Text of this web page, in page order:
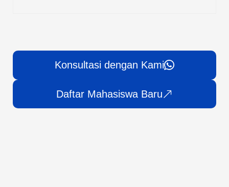
Konsultasi dengan Kami
Daftar Mahasiswa Baru